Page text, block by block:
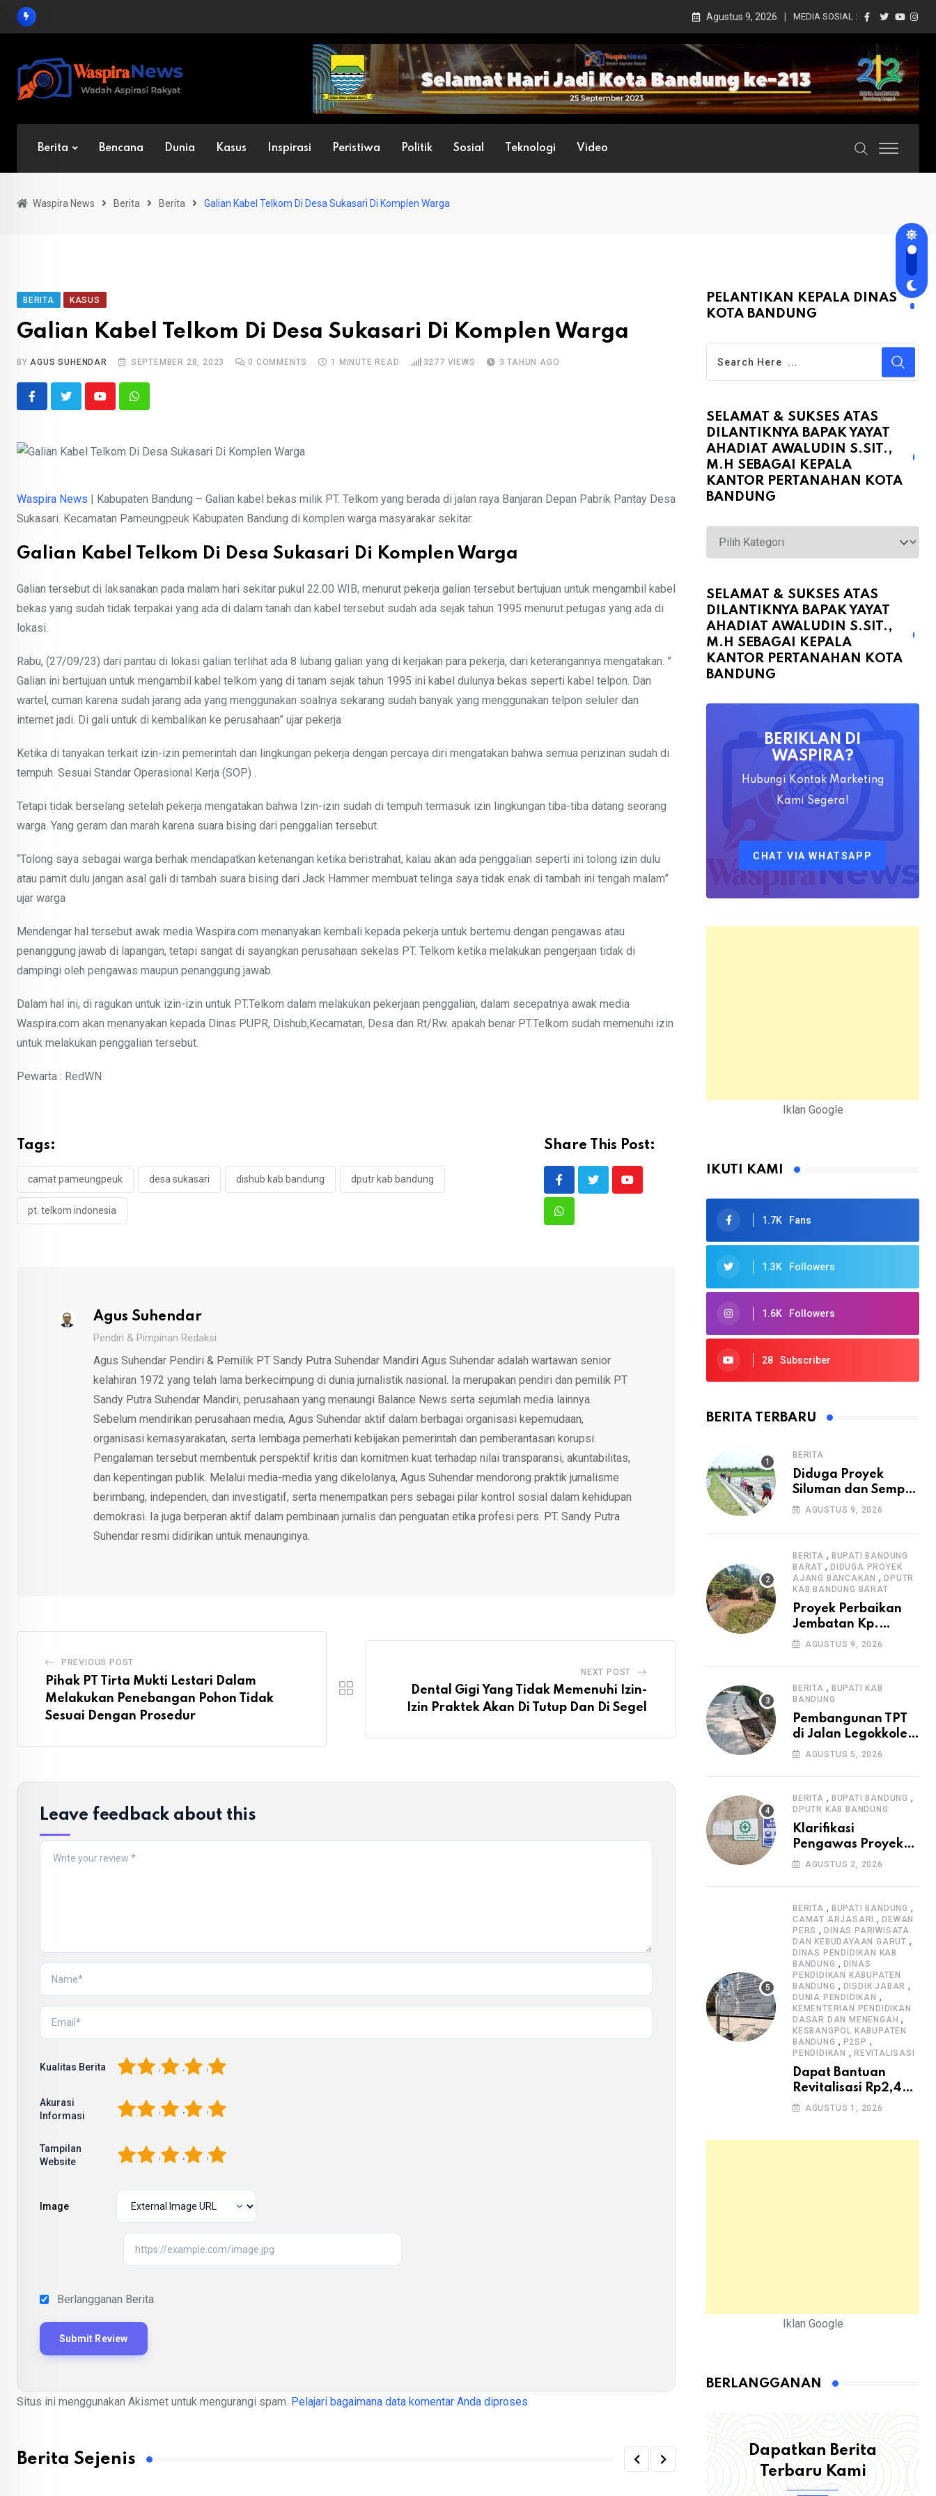
Skip
Agustus 9, 2026 MEDIA SOSIAL :
Berita Bencana Dunia Kasus Inspirasi Peristiwa Politik Sosial Teknologi Video
Waspira News Berita Berita Galian Kabel Telkom Di Desa Sukasari Di Komplen Warga
BERITA KASUS
Galian Kabel Telkom Di Desa Sukasari Di Komplen Warga
BYAGUS SUHENDAR SEPTEMBER 28, 2023 0 COMMENTS 1 MINUTE READ 3277 VIEWS 3 TAHUN AGO
YoutubeWhatsapp
Waspira News | Kabupaten Bandung – Galian kabel bekas milik PT. Telkom yang berada di jalan raya Banjaran Depan Pabrik Pantay Desa
Sukasari. Kecamatan Pameungpeuk Kabupaten Bandung di komplen warga masyarakar sekitar.
Galian Kabel Telkom Di Desa Sukasari Di Komplen Warga
Galian tersebut di laksanakan pada malam hari sekitar pukul 22.00 WIB, menurut pekerja galian tersebut bertujuan untuk mengambil kabel
bekas yang sudah tidak terpakai yang ada di dalam tanah dan kabel tersebut sudah ada sejak tahun 1995 menurut petugas yang ada di
lokasi.
Rabu, (27/09/23) dari pantau di lokasi galian terlihat ada 8 lubang galian yang di kerjakan para pekerja, dari keterangannya mengatakan. ”
Galian ini bertujuan untuk mengambil kabel telkom yang di tanam sejak tahun 1995 ini kabel dulunya bekas seperti kabel telpon. Dan
wartel, cuman karena sudah jarang ada yang menggunakan soalnya sekarang sudah banyak yang menggunakan telpon seluler dan
internet jadi. Di gali untuk di kembalikan ke perusahaan” ujar pekerja
Ketika di tanyakan terkait izin-izin pemerintah dan lingkungan pekerja dengan percaya diri mengatakan bahwa semua perizinan sudah di
tempuh. Sesuai Standar Operasional Kerja (SOP) .
Tetapi tidak berselang setelah pekerja mengatakan bahwa Izin-izin sudah di tempuh termasuk izin lingkungan tiba-tiba datang seorang
warga. Yang geram dan marah karena suara bising dari penggalian tersebut.
“Tolong saya sebagai warga berhak mendapatkan ketenangan ketika beristrahat, kalau akan ada penggalian seperti ini tolong izin dulu
atau pamit dulu jangan asal gali di tambah suara bising dari Jack Hammer membuat telinga saya tidak enak di tambah ini tengah malam”
ujar warga
Mendengar hal tersebut awak media Waspira.com menanyakan kembali kepada pekerja untuk bertemu dengan pengawas atau
penanggung jawab di lapangan, tetapi sangat di sayangkan perusahaan sekelas PT. Telkom ketika melakukan pengerjaan tidak di
dampingi oleh pengawas maupun penanggung jawab.
Dalam hal ini, di ragukan untuk izin-izin untuk PT.Telkom dalam melakukan pekerjaan penggalian, dalam secepatnya awak media
Waspira.com akan menanyakan kepada Dinas PUPR, Dishub,Kecamatan, Desa dan Rt/Rw. apakah benar PT.Telkom sudah memenuhi izin
untuk melakukan penggalian tersebut.
Pewarta : RedWN
Tags:
camat pameungpeuk desa sukasari dishub kab bandung dputr kab bandung
pt. telkom indonesia
Share This Post:
Youtube
Whatsapp
Agus Suhendar
Pendiri & Pimpinan Redaksi
Agus Suhendar Pendiri & Pemilik PT Sandy Putra Suhendar Mandiri Agus Suhendar adalah wartawan senior
kelahiran 1972 yang telah lama berkecimpung di dunia jurnalistik nasional. Ia merupakan pendiri dan pemilik PT
Sandy Putra Suhendar Mandiri, perusahaan yang menaungi Balance News serta sejumlah media lainnya.
Sebelum mendirikan perusahaan media, Agus Suhendar aktif dalam berbagai organisasi kepemudaan,
organisasi kemasyarakatan, serta lembaga pemerhati kebijakan pemerintah dan pemberantasan korupsi.
Pengalaman tersebut membentuk perspektif kritis dan komitmen kuat terhadap nilai transparansi, akuntabilitas,
dan kepentingan publik. Melalui media-media yang dikelolanya, Agus Suhendar mendorong praktik jurnalisme
berimbang, independen, dan investigatif, serta menempatkan pers sebagai pilar kontrol sosial dalam kehidupan
demokrasi. Ia juga berperan aktif dalam pembinaan jurnalis dan penguatan etika profesi pers. PT. Sandy Putra
Suhendar resmi didirikan untuk menaunginya.
PREVIOUS POST
Pihak PT Tirta Mukti Lestari Dalam
Melakukan Penebangan Pohon Tidak
Sesuai Dengan Prosedur
NEXT POST
Dental Gigi Yang Tidak Memenuhi Izin-
Izin Praktek Akan Di Tutup Dan Di Segel
Leave feedback about this
Kualitas Berita 5
4
3
2
Akurasi
Informasi
5
4
3
2
Tampilan
Website
5
4
3
2
Image
Berlangganan Berita
Situs ini menggunakan Akismet untuk mengurangi spam. Pelajari bagaimana data komentar Anda diproses
Berita Sejenis
PELANTIKAN KEPALA DINAS
KOTA BANDUNG
SELAMAT & SUKSES ATAS
DILANTIKNYA BAPAK YAYAT
AHADIAT AWALUDIN S.SIT.,
M.H SEBAGAI KEPALA
KANTOR PERTANAHAN KOTA
BANDUNG
Selamat
&
atas
Dilantiknya
Bapak
Yayat
Ahadiat
Sebagai
Pertanahan
Kota
Bandung
SELAMAT & SUKSES ATAS
DILANTIKNYA BAPAK YAYAT
AHADIAT AWALUDIN S.SIT.,
M.H SEBAGAI KEPALA
KANTOR PERTANAHAN KOTA
BANDUNG
BERIKLAN DI
WASPIRA?
Hubungi Kontak Marketing
Kami Segera!
CHAT VIA WHATSAPP
Iklan Google
IKUTI KAMI
1.7K Fans
1.3K Followers
1.6K Followers
28 Subscriber
BERITA TERBARU
BERITA
Diduga Proyek
Siluman dan Sempat
Mangkrak, Warga
Tuntas
Pembangunan
Irigasi P3-TGAI di
Cangkuang
AGUSTUS 9, 2026
BERITA , BUPATI BANDUNG
BARAT , DIDUGA PROYEK
AJANG BANCAKAN ,DPUTR
KAB BANDUNG BARAT
Proyek Perbaikan
Jembatan Kp.
Pamipiran Disorot
Informasi Tak
Cantumkan PPK,
Konsultan, dan
Prosedur K3
AGUSTUS 9, 2026
BERITA , BUPATI KAB
BANDUNG
Pembangunan TPT
di Jalan Legokkole
Rawabogo Disorot
Tanpa Papan
Informasi Proyek
AGUSTUS 5, 2026
BERITA , BUPATI BANDUNG ,
DPUTR KAB BANDUNG
Klarifikasi
Pengawas Proyek
Citiis Terkait
Pengawasan K3
AGUSTUS 2, 2026
BERITA , BUPATI BANDUNG ,
CAMAT ARJASARI ,DEWAN
PERS ,DINAS PARIWISATA
DAN KEBUDAYAAN GARUT ,
DINAS PENDIDIKAN KAB
BANDUNG , DINAS
PENDIDIKAN KABUPATEN
BANDUNG , DISDIK JABAR ,
DUNIA PENDIDIKAN ,
KEMENTERIAN PENDIDIKAN
DASAR DAN MENENGAH ,
KESBANGPOL KABUPATEN
BANDUNG , P2SP ,
PENDIDIKAN , REVITALISASI
Dapat Bantuan
Revitalisasi Rp2,4
Miliar, SMPN 1
AGUSTUS 1, 2026
Iklan Google
BERLANGGANAN
Dapatkan Berita
Terbaru Kami